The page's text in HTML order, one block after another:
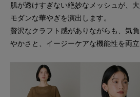
肌が透けすぎない絶妙なメッシュが、
モダンな華やぎを演出します。
贅沢なクラフト感がありながらも、気
やかさと、イージーケアな機能性を両立